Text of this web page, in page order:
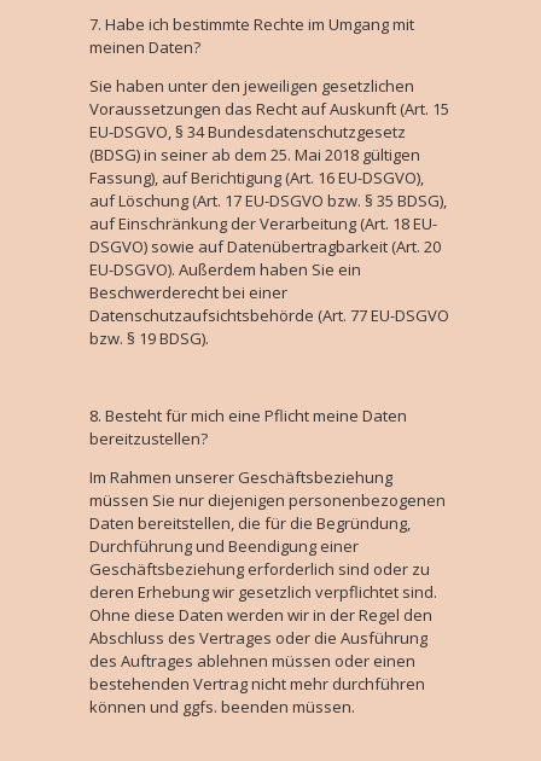
Habe ich bestimmte Rechte im Umgang mit
meinen Daten?
Sie haben unter den jeweiligen gesetzlichen
Voraussetzungen das Recht auf Auskunft (Art. 15
EU-DSGVO, § 34 Bundesdatenschutzgesetz
(BDSG) in seiner ab dem 25. Mai 2018 gültigen
Fassung), auf Berichtigung (Art. 16 EU-DSGVO),
auf Löschung (Art. 17 EU-DSGVO bzw. § 35 BDSG),
auf Einschränkung der Verarbeitung (Art. 18 EU-
DSGVO) sowie auf Datenübertragbarkeit (Art. 20
EU-DSGVO). Außerdem haben Sie ein
Beschwerderecht bei einer
Datenschutzaufsichtsbehörde (Art. 77 EU-DSGVO
bzw. § 19 BDSG).
Besteht für mich eine Pflicht meine Daten
bereitzustellen?
Im Rahmen unserer Geschäftsbeziehung
müssen Sie nur diejenigen personenbezogenen
Daten bereitstellen, die für die Begründung,
Durchführung und Beendigung einer
Geschäftsbeziehung erforderlich sind oder zu
deren Erhebung wir gesetzlich verpflichtet sind.
Ohne diese Daten werden wir in der Regel den
Abschluss des Vertrages oder die Ausführung
des Auftrages ablehnen müssen oder einen
bestehenden Vertrag nicht mehr durchführen
können und ggfs. beenden müssen.